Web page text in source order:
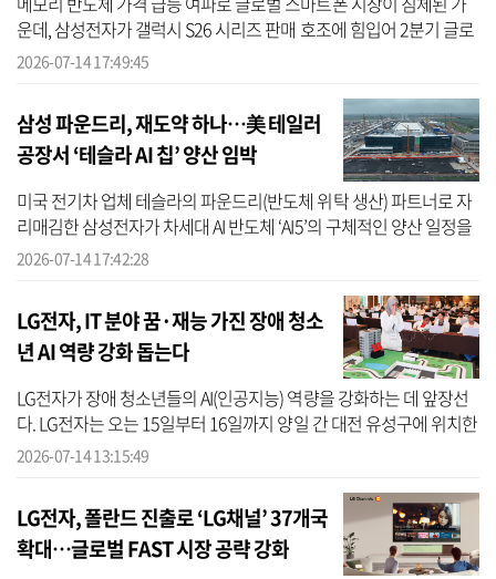
운데, 삼성전자가 갤럭시 S26 시리즈 판매 호조에 힘입어 2분기 글로
벌 시장 1위를 수성했다. 스마트폰 출고가 인상으로 프리미엄과 중저
2026-07-14 17:49:45
삼성 파운드리, 재도약 하나…美 테일러
공장서 ‘테슬라 AI 칩’ 양산 임박
미국 전기차 업체 테슬라의 파운드리(반도체 위탁 생산) 파트너로 자
리매김한 삼성전자가 차세대 AI 반도체 ‘AI5’의 구체적인 양산 일정을
공개했다. 삼성은 내년부터 미 텍사스주 테일러공장에서 테슬라의 AI
2026-07-14 17:42:28
LG전자, IT 분야 꿈·재능 가진 장애 청소
년 AI 역량 강화 돕는다
LG전자가 장애 청소년들의 AI(인공지능) 역량을 강화하는 데 앞장선
다. LG전자는 오는 15일부터 16일까지 양일 간 대전 유성구에 위치한
‘라마다 바이 윈덤 대전’에서 ‘2026 글로벌장애청소년IT챌린지(GITC)
2026-07-14 13:15:49
LG전자, 폴란드 진출로 ‘LG채널’ 37개국
확대…글로벌 FAST 시장 공략 강화